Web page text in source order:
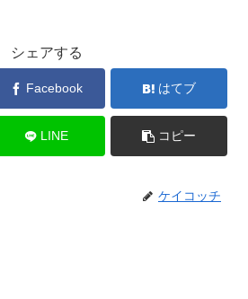
シェアする
Facebook はてブ
LINE コピー
ケイコッチ